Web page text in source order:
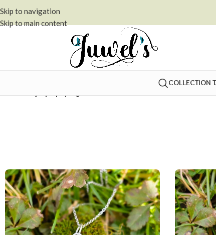
Skip to navigation
Skip to main content
COLLECTION